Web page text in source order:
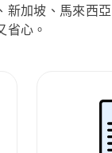
新加坡、馬來西
省心。